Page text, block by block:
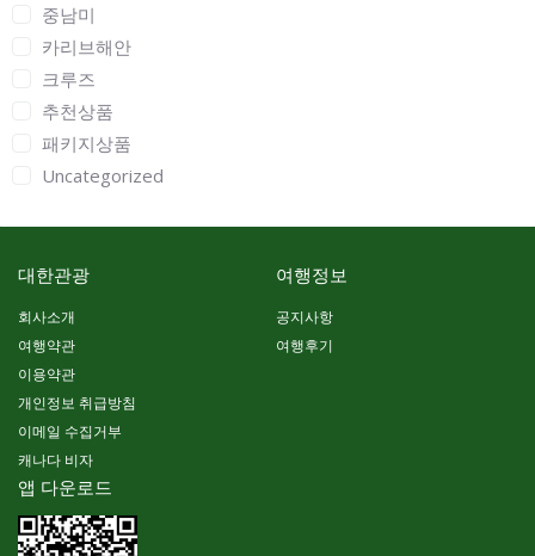
중남미
카리브해안
크루즈
추천상품
패키지상품
Uncategorized
대한관광
회사소개
여행약관
이용약관
개인정보 취급방침
이메일 수집거부
캐나다 비자
여행정보
공지사항
여행후기
앱 다운로드